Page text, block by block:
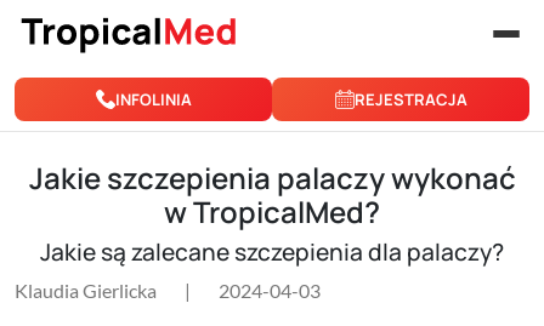
Przejdź do treści
INFOLINIA REJESTRACJA
Jakie szczepienia palaczy wykonać
w TropicalMed?
Jakie są zalecane szczepienia dla palaczy?
Klaudia Gierlicka | 2024-04-03